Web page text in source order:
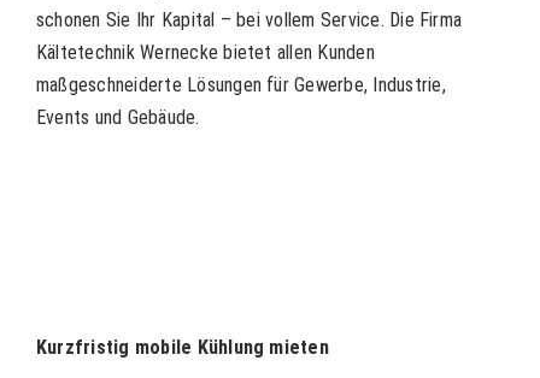
schonen Sie Ihr Kapital – bei vollem Service. Die Firma
Kältetechnik Wernecke bietet allen Kunden
maßgeschneiderte Lösungen für Gewerbe, Industrie,
Events und Gebäude.
Kurzfristig mobile Kühlung mieten